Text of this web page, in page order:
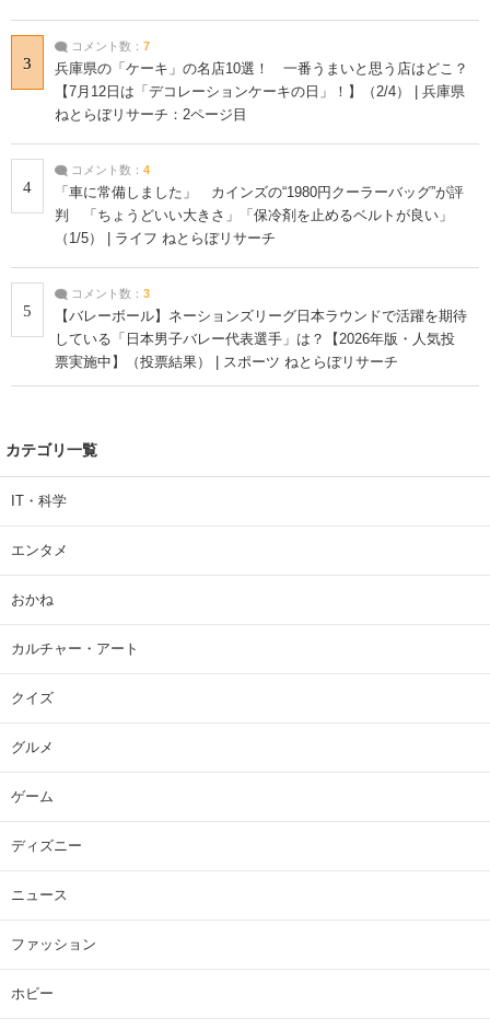
3
コメント数： 7
兵庫県の「ケーキ」の名店10選！ 一番うまいと思う店はどこ？
【7月12日は「デコレーションケーキの日」！】（2/4） | 兵庫県
ねとらぼリサーチ：2ページ目
4
コメント数： 4
「車に常備しました」 カインズの“1980円クーラーバッグ”が評
判 「ちょうどいい大きさ」「保冷剤を止めるベルトが良い」
（1/5） | ライフ ねとらぼリサーチ
5
コメント数： 3
【バレーボール】ネーションズリーグ日本ラウンドで活躍を期待
している「日本男子バレー代表選手」は？【2026年版・人気投
票実施中】（投票結果） | スポーツ ねとらぼリサーチ
カテゴリ一覧
IT・科学
エンタメ
おかね
カルチャー・アート
クイズ
グルメ
ゲーム
ディズニー
ニュース
ファッション
ホビー